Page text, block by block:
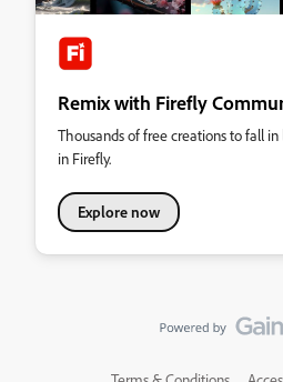
Remix with Firefly
Thousands of free creations to fall
in Firefly.
Explore now